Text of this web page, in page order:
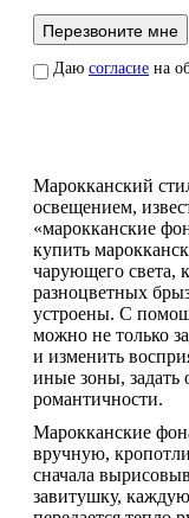
Даю согласие на
Марокканский
освещением,
«марокканские
купить
чарующего света,
разноцветных
устроены. С
можно не только
и изменить
иные зоны, задать
романтичности.
Марокканские
вручную,
сначала
завитушку,